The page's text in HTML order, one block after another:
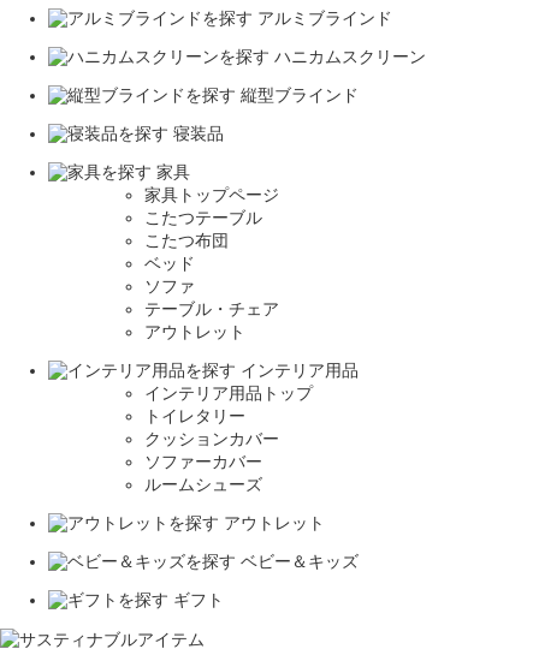
アルミブラインド
ハニカムスクリーン
縦型ブラインド
寝装品
家具
家具トップページ
こたつテーブル
こたつ布団
ベッド
ソファ
テーブル・チェア
アウトレット
インテリア用品
インテリア用品トップ
トイレタリー
クッションカバー
ソファーカバー
ルームシューズ
アウトレット
ベビー＆キッズ
ギフト